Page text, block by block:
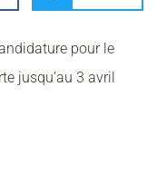
pour le
jusqu’au 3 avril